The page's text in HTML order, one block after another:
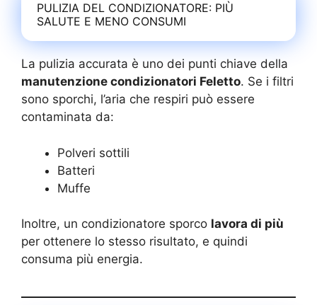
PULIZIA DEL CONDIZIONATORE: PIÙ
SALUTE E MENO CONSUMI
La pulizia accurata è uno dei punti chiave della
manutenzione condizionatori Feletto. Se i filtri
sono sporchi, l’aria che respiri può essere
contaminata da:
Polveri sottili
Batteri
Muffe
Inoltre, un condizionatore sporco lavora di più
per ottenere lo stesso risultato, e quindi
consuma più energia.